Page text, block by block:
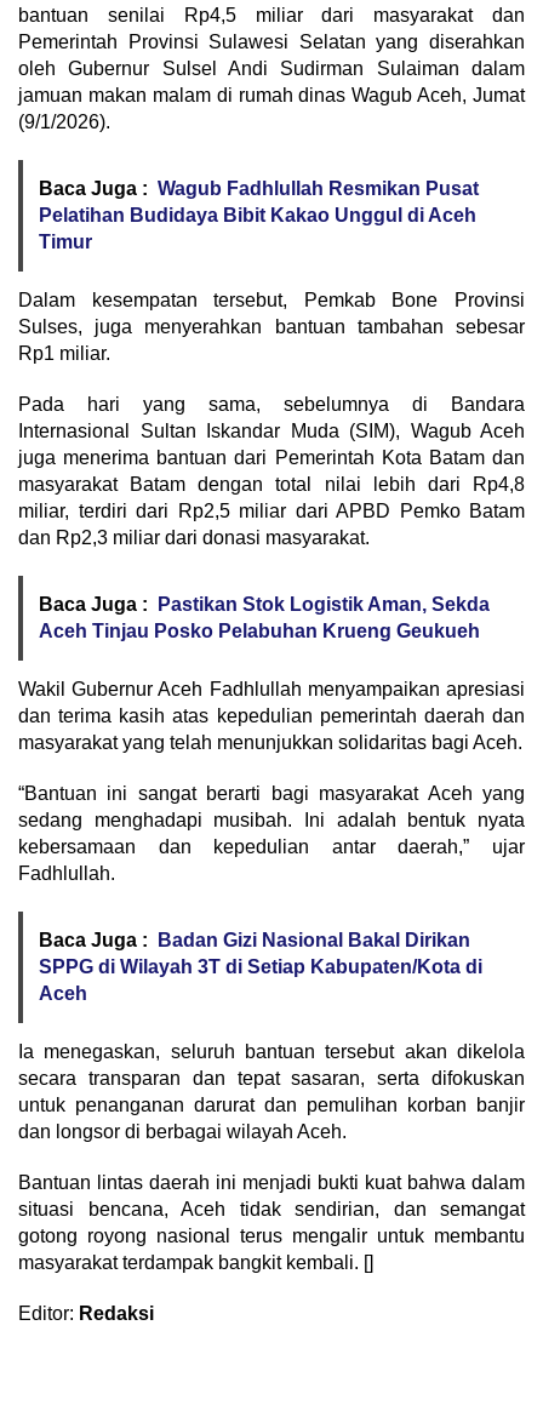
bantuan senilai Rp4,5 miliar dari masyarakat dan
Pemerintah Provinsi Sulawesi Selatan yang diserahkan
oleh Gubernur Sulsel Andi Sudirman Sulaiman dalam
jamuan makan malam di rumah dinas Wagub Aceh, Jumat
(9/1/2026).
Baca Juga : Wagub Fadhlullah Resmikan Pusat
Pelatihan Budidaya Bibit Kakao Unggul di Aceh
Timur
Dalam kesempatan tersebut, Pemkab Bone Provinsi
Sulses, juga menyerahkan bantuan tambahan sebesar
Rp1 miliar.
Pada hari yang sama, sebelumnya di Bandara
Internasional Sultan Iskandar Muda (SIM), Wagub Aceh
juga menerima bantuan dari Pemerintah Kota Batam dan
masyarakat Batam dengan total nilai lebih dari Rp4,8
miliar, terdiri dari Rp2,5 miliar dari APBD Pemko Batam
dan Rp2,3 miliar dari donasi masyarakat.
Baca Juga :
Pastikan Stok Logistik Aman, Sekda
Aceh Tinjau Posko Pelabuhan Krueng Geukueh
Wakil Gubernur Aceh Fadhlullah menyampaikan apresiasi
dan terima kasih atas kepedulian pemerintah daerah dan
masyarakat yang telah menunjukkan solidaritas bagi Aceh.
“Bantuan ini sangat berarti bagi masyarakat Aceh yang
sedang menghadapi musibah. Ini adalah bentuk nyata
kebersamaan dan kepedulian antar daerah,” ujar
Fadhlullah.
Baca Juga :
Badan Gizi Nasional Bakal Dirikan
SPPG di Wilayah 3T di Setiap Kabupaten/Kota di
Aceh
Ia menegaskan, seluruh bantuan tersebut akan dikelola
secara transparan dan tepat sasaran, serta difokuskan
untuk penanganan darurat dan pemulihan korban banjir
dan longsor di berbagai wilayah Aceh.
Bantuan lintas daerah ini menjadi bukti kuat bahwa dalam
situasi bencana, Aceh tidak sendirian, dan semangat
gotong royong nasional terus mengalir untuk membantu
masyarakat terdampak bangkit kembali. []
Editor: Redaksi